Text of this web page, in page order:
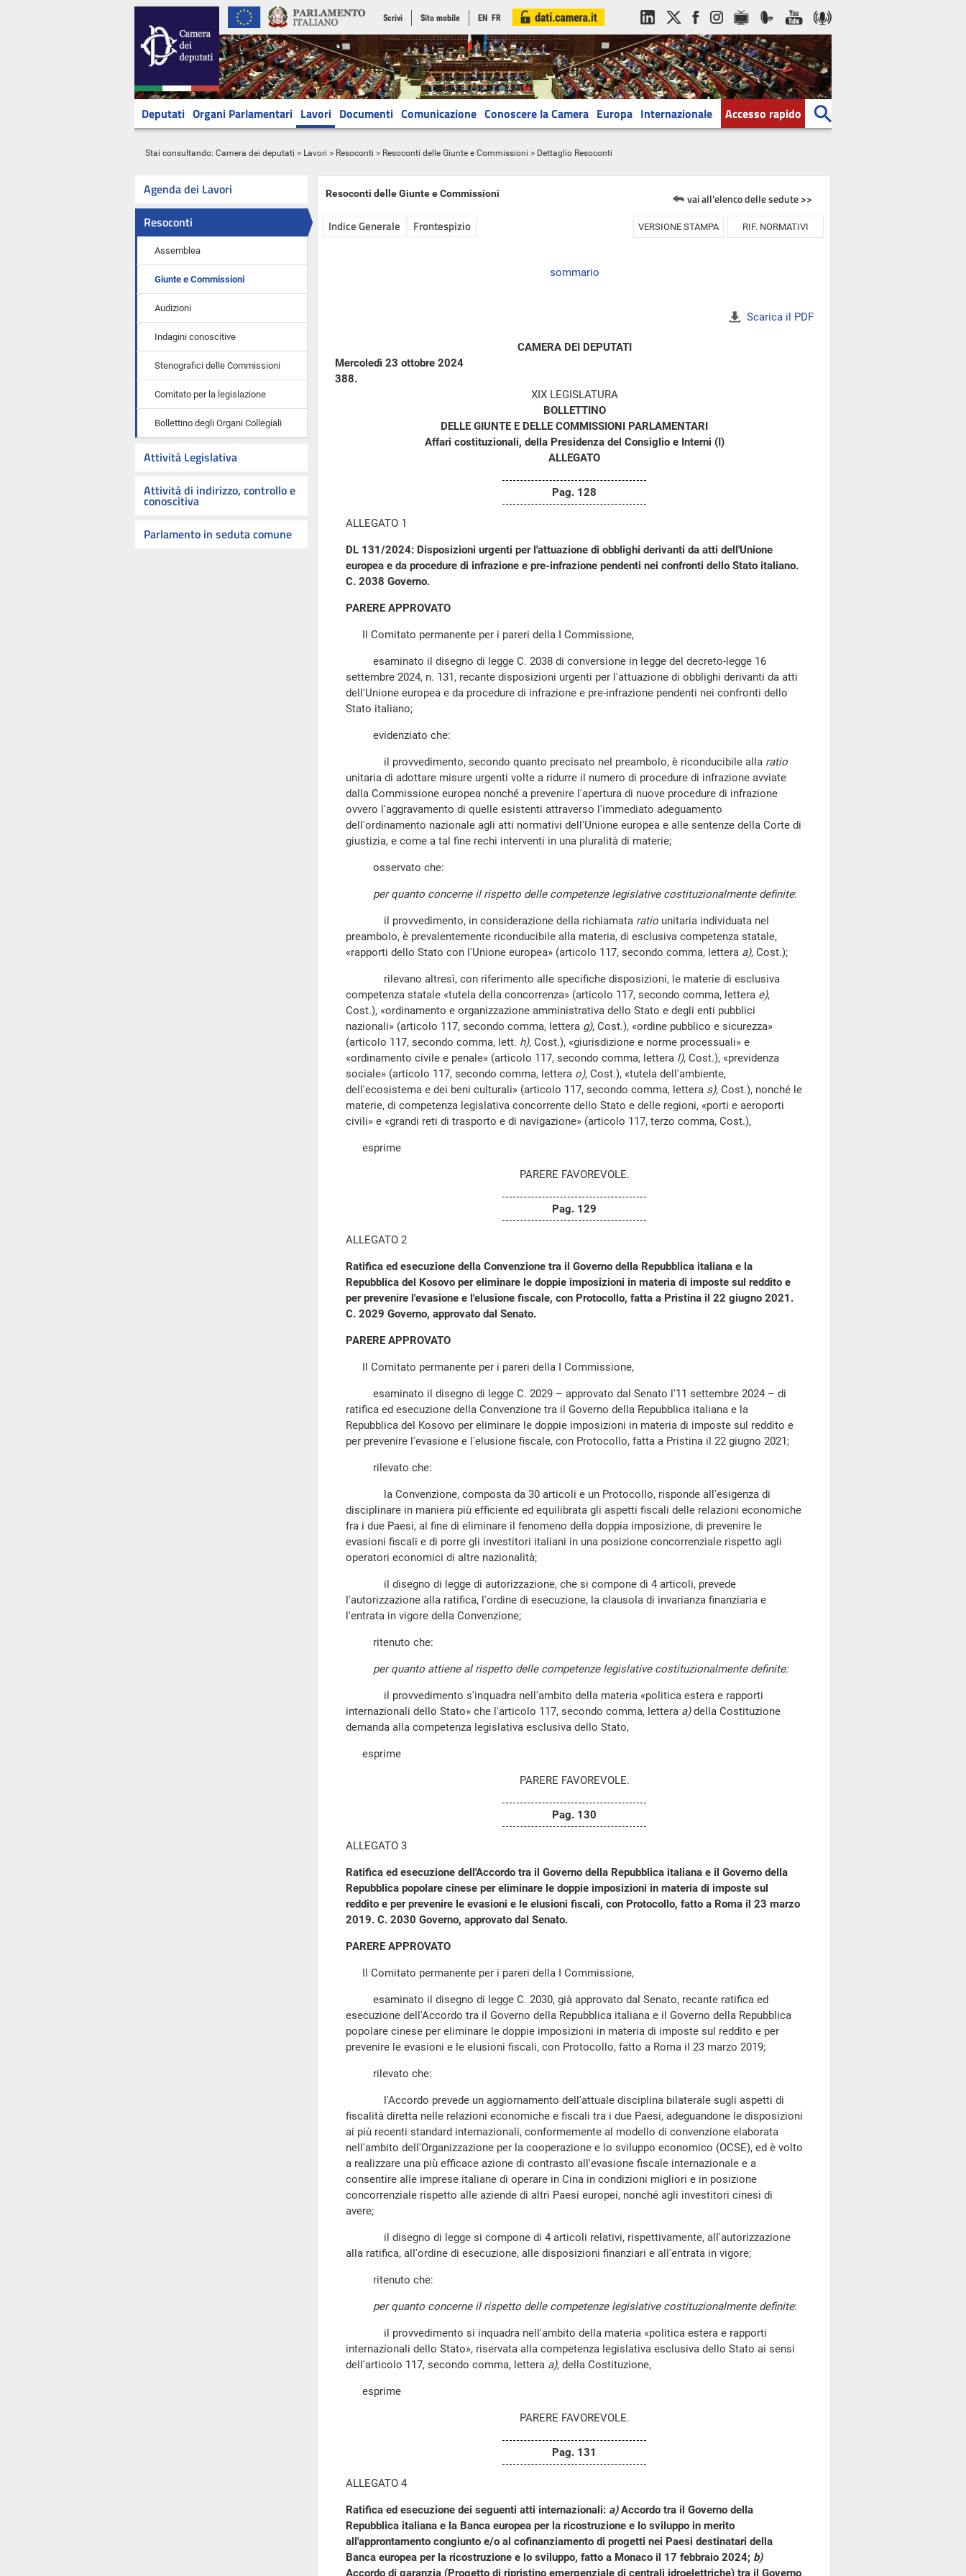
Scrivi Sito mobile EN FR
Deputati Organi Parlamentari Lavori Documenti Comunicazione Conoscere la Camera Europa Internazionale Accesso rapido
Stai consultando: Camera dei deputati > Lavori > Resoconti > Resoconti delle Giunte e Commissioni > Dettaglio Resoconti
Agenda dei Lavori
Resoconti
Assemblea
Giunte e Commissioni
Audizioni
Indagini conoscitive
Stenografici delle Commissioni
Comitato per la legislazione
Bollettino degli Organi Collegiali
Attività Legislativa
Attività di indirizzo, controllo e
conoscitiva
Parlamento in seduta comune
Resoconti delle Giunte e Commissioni vai all'elenco delle sedute >>
Indice Generale Frontespizio VERSIONE STAMPA RIF. NORMATIVI
sommario
Scarica il PDF
CAMERA DEI DEPUTATI
Mercoledì 23 ottobre 2024
388.
XIX LEGISLATURA
BOLLETTINO
DELLE GIUNTE E DELLE COMMISSIONI PARLAMENTARI
Affari costituzionali, della Presidenza del Consiglio e Interni (I)
ALLEGATO
Pag. 128
ALLEGATO 1
DL 131/2024: Disposizioni urgenti per l'attuazione di obblighi derivanti da atti dell'Unione
europea e da procedure di infrazione e pre-infrazione pendenti nei confronti dello Stato italiano.
C. 2038 Governo.
PARERE APPROVATO
Il Comitato permanente per i pareri della I Commissione,
esaminato il disegno di legge C. 2038 di conversione in legge del decreto-legge 16
settembre 2024, n. 131, recante disposizioni urgenti per l'attuazione di obblighi derivanti da atti
dell'Unione europea e da procedure di infrazione e pre-infrazione pendenti nei confronti dello
Stato italiano;
evidenziato che:
il provvedimento, secondo quanto precisato nel preambolo, è riconducibile alla ratio
unitaria di adottare misure urgenti volte a ridurre il numero di procedure di infrazione avviate
dalla Commissione europea nonché a prevenire l'apertura di nuove procedure di infrazione
ovvero l'aggravamento di quelle esistenti attraverso l'immediato adeguamento
dell'ordinamento nazionale agli atti normativi dell'Unione europea e alle sentenze della Corte di
giustizia, e come a tal fine rechi interventi in una pluralità di materie;
osservato che:
per quanto concerne il rispetto delle competenze legislative costituzionalmente definite:
il provvedimento, in considerazione della richiamata ratio unitaria individuata nel
preambolo, è prevalentemente riconducibile alla materia, di esclusiva competenza statale,
«rapporti dello Stato con l'Unione europea» (articolo 117, secondo comma, lettera a), Cost.);
rilevano altresì, con riferimento alle specifiche disposizioni, le materie di esclusiva
competenza statale «tutela della concorrenza» (articolo 117, secondo comma, lettera e),
Cost.), «ordinamento e organizzazione amministrativa dello Stato e degli enti pubblici
nazionali» (articolo 117, secondo comma, lettera g), Cost.), «ordine pubblico e sicurezza»
(articolo 117, secondo comma, lett. h), Cost.), «giurisdizione e norme processuali» e
«ordinamento civile e penale» (articolo 117, secondo comma, lettera l), Cost.), «previdenza
sociale» (articolo 117, secondo comma, lettera o), Cost.), «tutela dell'ambiente,
dell'ecosistema e dei beni culturali» (articolo 117, secondo comma, lettera s), Cost.), nonché le
materie, di competenza legislativa concorrente dello Stato e delle regioni, «porti e aeroporti
civili» e «grandi reti di trasporto e di navigazione» (articolo 117, terzo comma, Cost.),
esprime
PARERE FAVOREVOLE.
Pag. 129
ALLEGATO 2
Ratifica ed esecuzione della Convenzione tra il Governo della Repubblica italiana e la
Repubblica del Kosovo per eliminare le doppie imposizioni in materia di imposte sul reddito e
per prevenire l'evasione e l'elusione fiscale, con Protocollo, fatta a Pristina il 22 giugno 2021.
C. 2029 Governo, approvato dal Senato.
PARERE APPROVATO
Il Comitato permanente per i pareri della I Commissione,
esaminato il disegno di legge C. 2029 – approvato dal Senato l'11 settembre 2024 – di
ratifica ed esecuzione della Convenzione tra il Governo della Repubblica italiana e la
Repubblica del Kosovo per eliminare le doppie imposizioni in materia di imposte sul reddito e
per prevenire l'evasione e l'elusione fiscale, con Protocollo, fatta a Pristina il 22 giugno 2021;
rilevato che:
la Convenzione, composta da 30 articoli e un Protocollo, risponde all'esigenza di
disciplinare in maniera più efficiente ed equilibrata gli aspetti fiscali delle relazioni economiche
fra i due Paesi, al fine di eliminare il fenomeno della doppia imposizione, di prevenire le
evasioni fiscali e di porre gli investitori italiani in una posizione concorrenziale rispetto agli
operatori economici di altre nazionalità;
il disegno di legge di autorizzazione, che si compone di 4 articoli, prevede
l'autorizzazione alla ratifica, l'ordine di esecuzione, la clausola di invarianza finanziaria e
l'entrata in vigore della Convenzione;
ritenuto che:
per quanto attiene al rispetto delle competenze legislative costituzionalmente definite:
il provvedimento s'inquadra nell'ambito della materia «politica estera e rapporti
internazionali dello Stato» che l'articolo 117, secondo comma, lettera a)della Costituzione
demanda alla competenza legislativa esclusiva dello Stato,
esprime
PARERE FAVOREVOLE.
Pag. 130
ALLEGATO 3
Ratifica ed esecuzione dell'Accordo tra il Governo della Repubblica italiana e il Governo della
Repubblica popolare cinese per eliminare le doppie imposizioni in materia di imposte sul
reddito e per prevenire le evasioni e le elusioni fiscali, con Protocollo, fatto a Roma il 23 marzo
2019. C. 2030 Governo, approvato dal Senato.
PARERE APPROVATO
Il Comitato permanente per i pareri della I Commissione,
esaminato il disegno di legge C. 2030, già approvato dal Senato, recante ratifica ed
esecuzione dell'Accordo tra il Governo della Repubblica italiana e il Governo della Repubblica
popolare cinese per eliminare le doppie imposizioni in materia di imposte sul reddito e per
prevenire le evasioni e le elusioni fiscali, con Protocollo, fatto a Roma il 23 marzo 2019;
rilevato che:
l'Accordo prevede un aggiornamento dell'attuale disciplina bilaterale sugli aspetti di
fiscalità diretta nelle relazioni economiche e fiscali tra i due Paesi, adeguandone le disposizioni
ai più recenti standard internazionali, conformemente al modello di convenzione elaborata
nell'ambito dell'Organizzazione per la cooperazione e lo sviluppo economico (OCSE), ed è volto
a realizzare una più efficace azione di contrasto all'evasione fiscale internazionale e a
consentire alle imprese italiane di operare in Cina in condizioni migliori e in posizione
concorrenziale rispetto alle aziende di altri Paesi europei, nonché agli investitori cinesi di
avere;
il disegno di legge si compone di 4 articoli relativi, rispettivamente, all'autorizzazione
alla ratifica, all'ordine di esecuzione, alle disposizioni finanziari e all'entrata in vigore;
ritenuto che:
per quanto concerne il rispetto delle competenze legislative costituzionalmente definite:
il provvedimento si inquadra nell'ambito della materia «politica estera e rapporti
internazionali dello Stato», riservata alla competenza legislativa esclusiva dello Stato ai sensi
dell'articolo 117, secondo comma, lettera a), della Costituzione,
esprime
PARERE FAVOREVOLE.
Pag. 131
ALLEGATO 4
Ratifica ed esecuzione dei seguenti atti internazionali: a)Accordo tra il Governo della
Repubblica italiana e la Banca europea per la ricostruzione e lo sviluppo in merito
all'approntamento congiunto e/o al cofinanziamento di progetti nei Paesi destinatari della
Banca europea per la ricostruzione e lo sviluppo, fatto a Monaco il 17 febbraio 2024; b)
Accordo di garanzia (Progetto di ripristino emergenziale di centrali idroelettriche) tra il Governo